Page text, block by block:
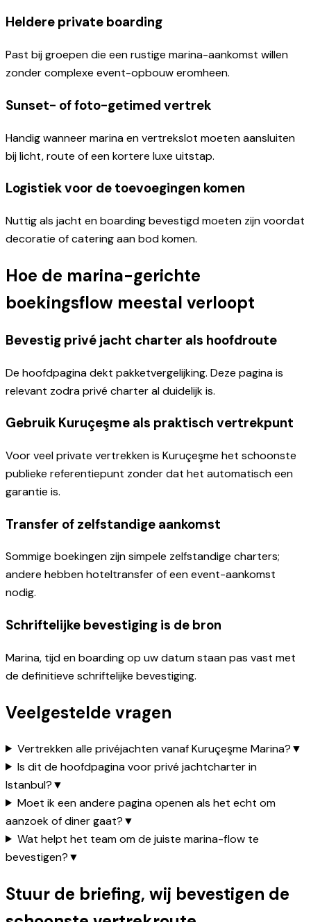
Heldere private boarding
Past bij groepen die een rustige marina-aankomst willen
zonder complexe event-opbouw eromheen.
Sunset- of foto-getimed vertrek
Handig wanneer marina en vertrekslot moeten aansluiten
bij licht, route of een kortere luxe uitstap.
Logistiek voor de toevoegingen komen
Nuttig als jacht en boarding bevestigd moeten zijn voordat
decoratie of catering aan bod komen.
Hoe de marina-gerichte
boekingsflow meestal verloopt
Bevestig privé jacht charter als hoofdroute
De hoofdpagina dekt pakketvergelijking. Deze pagina is
relevant zodra privé charter al duidelijk is.
Gebruik Kuruçeşme als praktisch vertrekpunt
Voor veel private vertrekken is Kuruçeşme het schoonste
publieke referentiepunt zonder dat het automatisch een
garantie is.
Transfer of zelfstandige aankomst
Sommige boekingen zijn simpele zelfstandige charters;
andere hebben hoteltransfer of een event-aankomst
nodig.
Schriftelijke bevestiging is de bron
Marina, tijd en boarding op uw datum staan pas vast met
de definitieve schriftelijke bevestiging.
Veelgestelde vragen
Vertrekken alle privéjachten vanaf Kuruçeşme Marina?▼
Is dit de hoofdpagina voor privé jachtcharter in
Istanbul?▼
Moet ik een andere pagina openen als het echt om
aanzoek of diner gaat?▼
Wat helpt het team om de juiste marina-flow te
bevestigen?▼
Stuur de briefing, wij bevestigen de